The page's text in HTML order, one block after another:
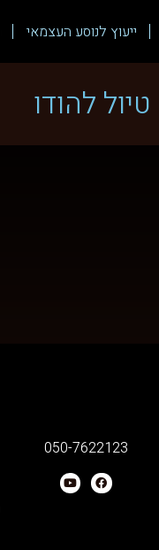
ייעוץ לנוסע העצמאי
טיול להודו
050-7622123